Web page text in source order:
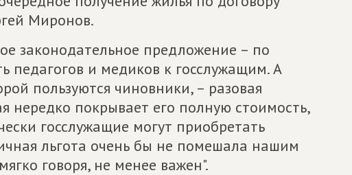
Миронов.
законодательное предложение – по
педагогов и медиков к госслужащим. А
пользуются чиновники, – разовая
нередко покрывает его полную стоимость,
госслужащие могут приобретать
льгота очень бы не помешала нашим
говоря, не менее важен".